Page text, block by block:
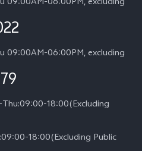
Service
09:00AM-06:00PM, excluding
18:00(Excluding
18:00(Excluding Public